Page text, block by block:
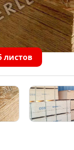
листов